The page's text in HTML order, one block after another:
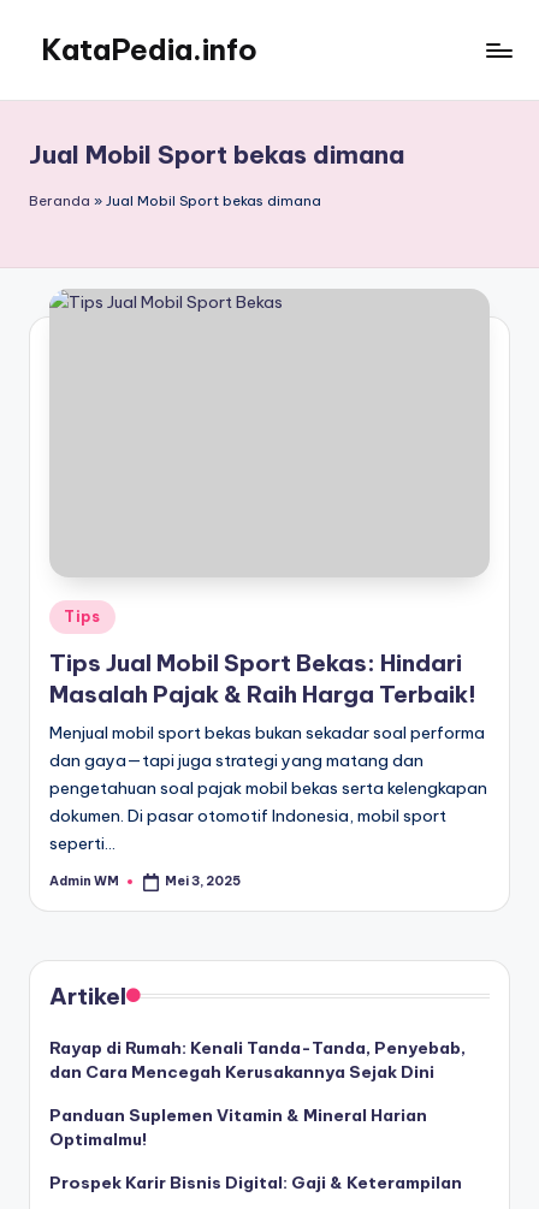
content
KataPedia.info
Terbaru
Jual Mobil Sport bekas dimana
Beranda » Jual Mobil Sport bekas dimana
Posted
in
Tips
Tips Jual Mobil Sport Bekas: Hindari
Masalah Pajak & Raih Harga Terbaik!
Menjual mobil sport bekas bukan sekadar soal performa
dan gaya—tapi juga strategi yang matang dan
pengetahuan soal pajak mobil bekas serta kelengkapan
dokumen. Di pasar otomotif Indonesia, mobil sport
seperti…
Posted
Admin WM Mei 3, 2025
Artikel
Rayap di Rumah: Kenali Tanda-Tanda, Penyebab,
dan Cara Mencegah Kerusakannya Sejak Dini
Panduan Suplemen Vitamin & Mineral Harian
Optimalmu!
Prospek Karir Bisnis Digital: Gaji & Keterampilan